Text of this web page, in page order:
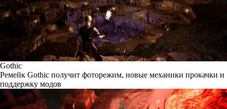
Gothic
Ремейк Gothic получит фоторежим, новые механики прокачки и
поддержку модов